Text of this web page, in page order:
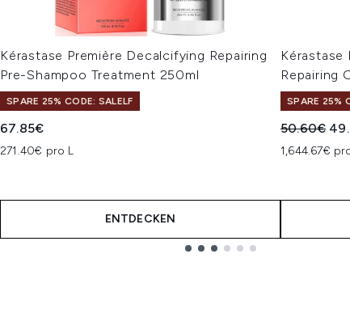
Kérastase Première Decalcifying Repairing
Pre-Shampoo Treatment 250ml
SPARE 25% CODE: SALELF
67.85€
271.40€ pro L
ENTDECKEN
Kérastase
Repairing
SPARE 25%
50.60€
1,644.67€